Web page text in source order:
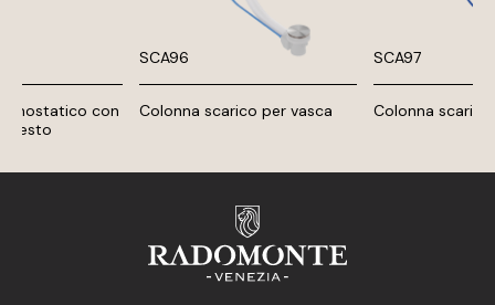
con
SCA96
Colonna scarico per vasca
SCA97
Colonna